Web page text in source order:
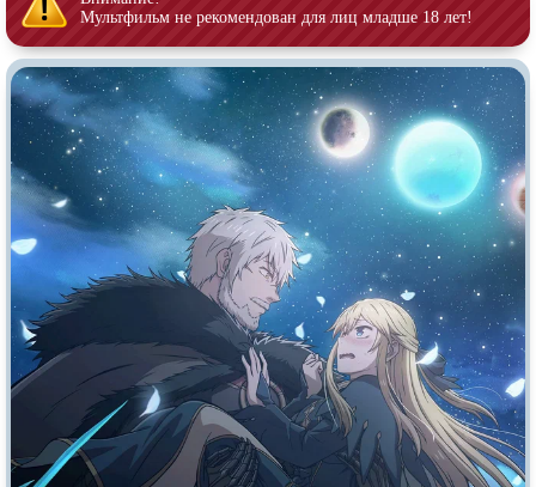
Маги и Волшебники Наркотики
Новогодние Основанное нареальных
событиях
Параллельные миры
Перевод Гоблина
Перевод Кубик в Кубе Перевод Кураж-Бамбей
Пеплум Подростковаяжестокость
Постапокалипсис Призраки
Про акул Про апокалипсис
Про богов Про богатых
Про вампиров Про ведьм
Про викингов Про выживание
Мультфильм не рекомендован для лиц младше 18 лет!